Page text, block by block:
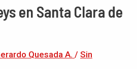
en Santa Clara de
Quesada A. / Sin